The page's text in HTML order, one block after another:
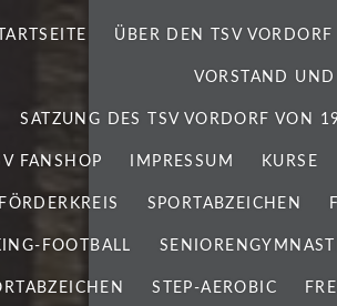
ÜBER DEN TSV VORDORF
VORSTAND
SATZUNG DES TSV VORDORF VON
FANSHOP IMPRESSUM KURSE
SPORTABZEICHEN
FOOTBALL
STEP-AEROBIC